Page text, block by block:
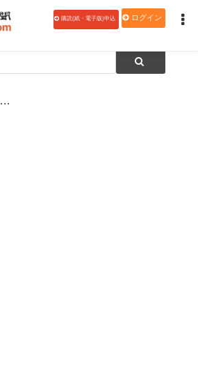
購読(紙・電子版)申込 ログイン
「ホテレス関西」が7月22日に開幕 450社、